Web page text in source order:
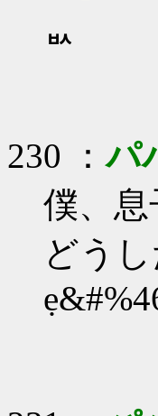
ᆹ
230 ：パ
僕、
どう